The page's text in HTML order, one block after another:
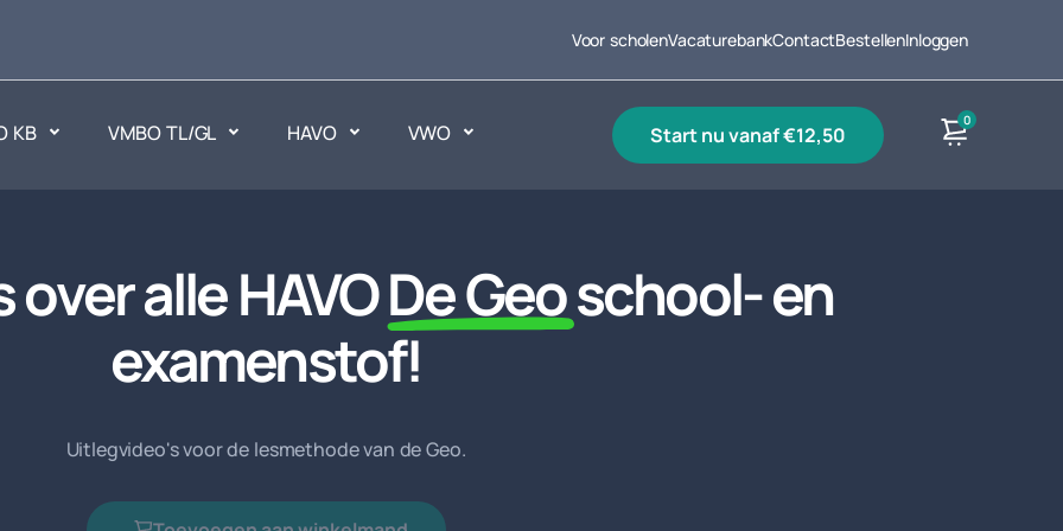
Voor scholenVacaturebankContactBestellenInloggen
KB VMBO TL/GL HAVO VWO start nu vanaf €12,50
0
Geen vakken.
alle HAVODe Geoschool- en
examenstof!
Uitlegvideo's voor de lesmethode van de Geo.